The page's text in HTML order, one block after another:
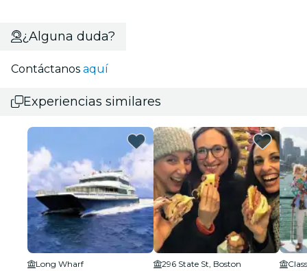
¿Alguna duda?
Contáctanos aquí
Experiencias similares
Long Wharf
296 State St, Boston